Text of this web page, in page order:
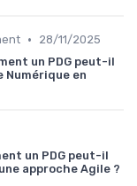
•
28/11/2025
un PDG peut-il
Numérique en
un PDG peut-il
approche Agile ?